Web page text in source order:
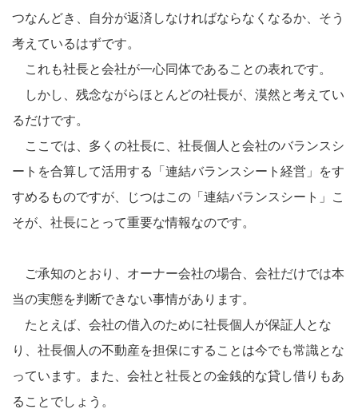
つなんどき、自分が返済しなければならなくなるか、そう
考えているはずです。
これも社長と会社が一心同体であることの表れです。
しかし、残念ながらほとんどの社長が、漠然と考えてい
るだけです。
ここでは、多くの社長に、社長個人と会社のバランスシ
ートを合算して活用する「連結バランスシート経営」をす
すめるものですが、じつはこの「連結バランスシート」こ
そが、社長にとって重要な情報なのです。
ご承知のとおり、オーナー会社の場合、会社だけでは本
当の実態を判断できない事情があります。
たとえば、会社の借入のために社長個人が保証人とな
り、社長個人の不動産を担保にすることは今でも常識とな
っています。また、会社と社長との金銭的な貸し借りもあ
ることでしょう。